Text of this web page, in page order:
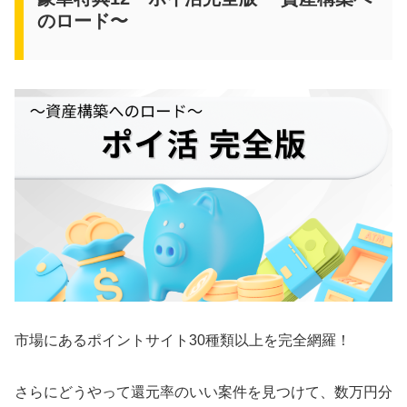
のロード〜
市場にあるポイントサイト30種類以上を完全網羅！
さらにどうやって還元率のいい案件を見つけて、数万円分